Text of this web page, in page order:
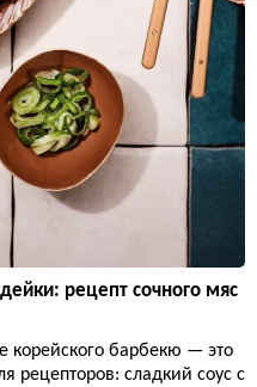
рецепт сочного мяс
корейского барбекю — это
рецепторов: сладкий соус с